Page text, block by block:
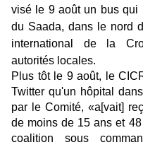
visé le 9 août un bus qui
du Saada, dans le nord
international de la
autorités locales.
Plus tôt le 9 août, le
Twitter qu'un hôpital
par le Comité, «a[vait]
de moins de 15 ans et
coalition sous